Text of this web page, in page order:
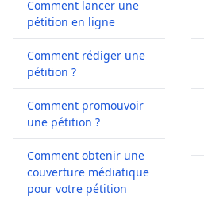
Comment lancer une
pétition en ligne
Comment rédiger une
pétition ?
Comment promouvoir
une pétition ?
Comment obtenir une
couverture médiatique
pour votre pétition